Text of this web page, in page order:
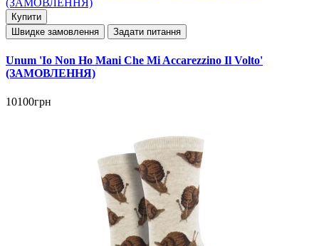
Купити
Швидке замовлення
Задати питання
Unum 'Io Non Ho Mani Che Mi Accarezzino Il Volto'
(ЗАМОВЛЕННЯ)
10100грн